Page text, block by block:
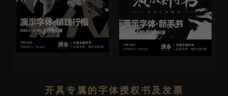
开具专属的字体授权书及发票